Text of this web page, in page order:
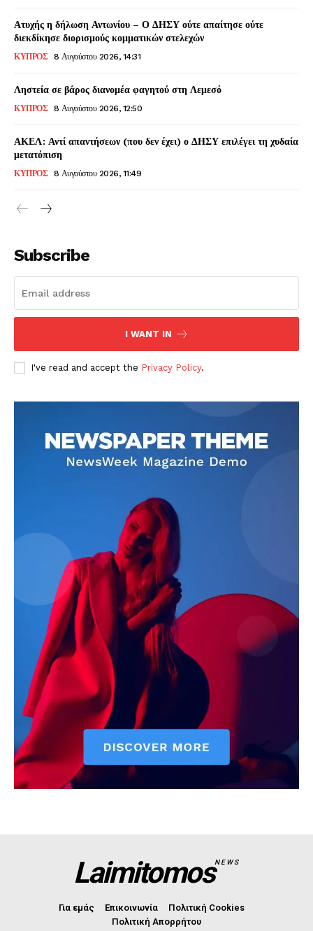
Ατυχής η δήλωση Αντωνίου – Ο ΔΗΣΥ ούτε απαίτησε ούτε
διεκδίκησε διορισμούς κομματικών στελεχών
ΚΥΠΡΟΣ 8 Αυγούστου 2026, 14:31
Ληστεία σε βάρος διανομέα φαγητού στη Λεμεσό
ΚΥΠΡΟΣ 8 Αυγούστου 2026, 12:50
ΑΚΕΛ: Αντί απαντήσεων (που δεν έχει) ο ΔΗΣΥ επιλέγει τη χυδαία
μετατόπιση
ΚΥΠΡΟΣ 8 Αυγούστου 2026, 11:49
Subscribe
I WANT IN
I've read and accept the Privacy Policy.
LaimitomosNEWS
Για εμάς Επικοινωνία
Πολιτική Cookies
Πολιτική Απορρήτου